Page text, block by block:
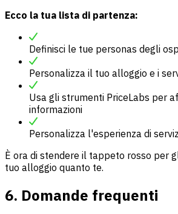
Ecco la tua lista di partenza:
Definisci le tue personas degli
Personalizza il tuo alloggio e i
Usa gli strumenti PriceLabs per
informazioni
Personalizza l'esperienza di
È ora di stendere il tappeto rosso per
tuo alloggio quanto te.
6. Domande frequenti